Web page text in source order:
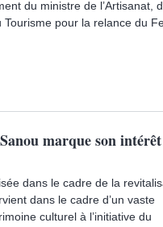
du ministre de l’Artisanat,
pour la relance du
marque son
dans le cadre de la
dans le cadre d’un vaste
culturel à l’initiative du